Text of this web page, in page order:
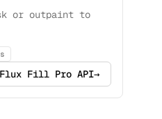
or outpaint to
Flux Fill Pro API→